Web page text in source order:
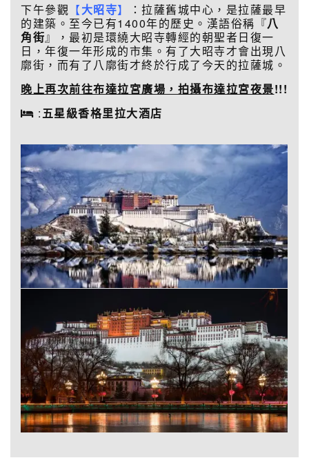
下午參觀 【大昭寺】
：拉薩舊城中心，是拉薩最早
的建築。至今已有1400年的歷史。漢語俗稱『八
角街』，最初是環繞大昭寺轉經的朝聖者日復一
日，年復一年形成的市集。有了大昭寺才會出現八
廓街，而有了八廓街才終於行成了今天的拉薩城。
晚上再次前往布達拉宮廣場，拍攝布達拉宮夜景!!!
:五星級香格里拉大酒店